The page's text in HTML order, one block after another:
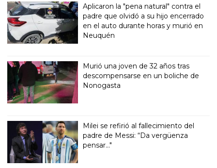
Aplicaron la "pena natural" contra el
padre que olvidó a su hijo encerrado
en el auto durante horas y murió en
Neuquén
Murió una joven de 32 años tras
descompensarse en un boliche de
Nonogasta
Milei se refirió al fallecimiento del
padre de Messi: “Da vergüenza
pensar..."